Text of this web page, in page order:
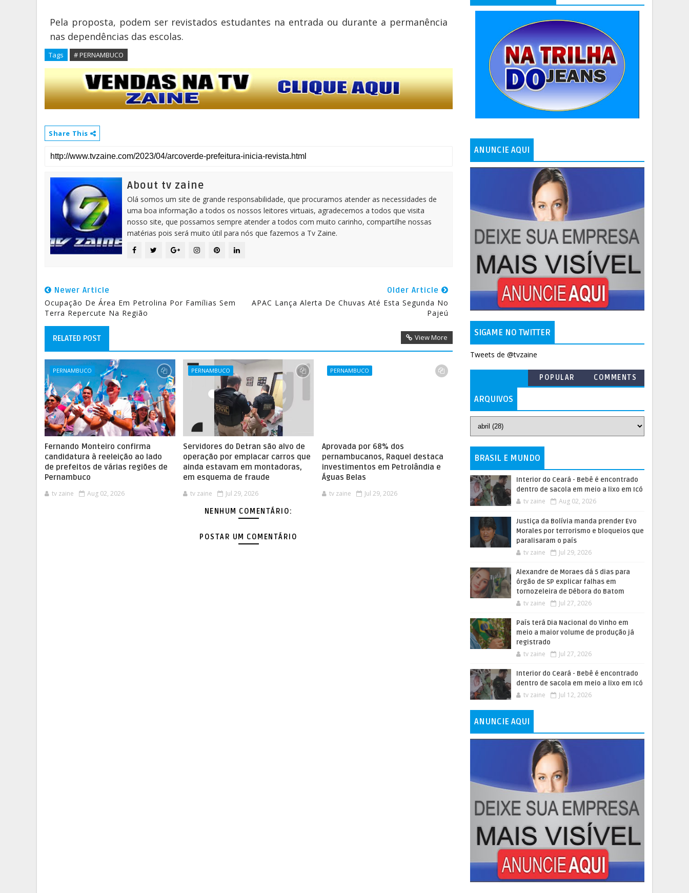
Pela proposta, podem ser revistados estudantes na entrada ou durante a permanência
nas dependências das escolas.
Tags # PERNAMBUCO
Share This
About tv zaine
Olá somos um site de grande responsabilidade, que procuramos atender as necessidades de
uma boa informação a todos os nossos leitores virtuais, agradecemos a todos que visita
nosso site, que possamos sempre atender a todos com muito carinho, compartilhe nossas
matérias pois será muito útil para nós que fazemos a Tv Zaine.
Newer Article
Ocupação De Área Em Petrolina Por Famílias Sem
Terra Repercute Na Região
Older Article
APAC Lança Alerta De Chuvas Até Esta Segunda No
Pajeú
RELATED POST View More
PERNAMBUCO
Fernando Monteiro confirma
candidatura à reeleição ao lado
de prefeitos de várias regiões de
Pernambuco
tv zaine Aug 02, 2026
PERNAMBUCO
Servidores do Detran são alvo de
operação por emplacar carros que
ainda estavam em montadoras,
em esquema de fraude
tv zaine Jul 29, 2026
PERNAMBUCO
Aprovada por 68% dos
pernambucanos, Raquel destaca
investimentos em Petrolândia e
Águas Belas
tv zaine Jul 29, 2026
NENHUM COMENTÁRIO:
POSTAR UM COMENTÁRIO
ANUNCIE AQUI
SIGAME NO TWITTER
Tweets de @tvzaine
POPULAR COMMENTS
ARQUIVOS
BRASIL E MUNDO
Interior do Ceará - Bebê é encontrado
dentro de sacola em meio a lixo em Icó
tv zaine Aug 02, 2026
Justiça da Bolívia manda prender Evo
Morales por terrorismo e bloqueios que
paralisaram o país
tv zaine Jul 29, 2026
Alexandre de Moraes dá 5 dias para
órgão de SP explicar falhas em
tornozeleira de Débora do Batom
tv zaine Jul 27, 2026
País terá Dia Nacional do Vinho em
meio a maior volume de produção já
registrado
tv zaine Jul 27, 2026
Interior do Ceará - Bebê é encontrado
dentro de sacola em meio a lixo em Icó
tv zaine Jul 12, 2026
ANUNCIE AQUI